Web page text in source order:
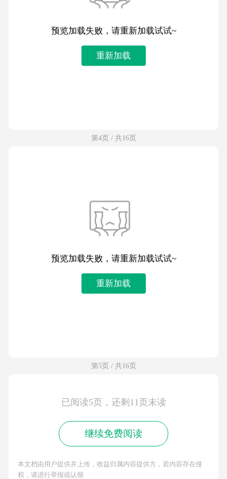
预览加载失败，请重新加载试试~
重新加载
第4页 / 共16页
预览加载失败，请重新加载试试~
重新加载
第5页 / 共16页
已阅读5页，还剩11页未读
继续免费阅读
本文档由用户提供并上传，收益归属内容提供方，若内容存在侵
权，请进行举报或认领